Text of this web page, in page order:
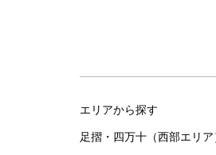
エリアから探す
足摺・四万十（西部エリア